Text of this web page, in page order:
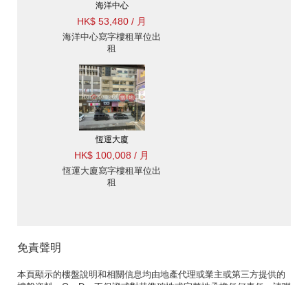
海洋中心
HK$ 53,480 / 月
海洋中心寫字樓租單位出
租
恆運大廈
HK$ 100,008 / 月
恆運大廈寫字樓租單位出
租
免責聲明
本頁顯示的樓盤說明和相關信息均由地產代理或業主或第三方提供的